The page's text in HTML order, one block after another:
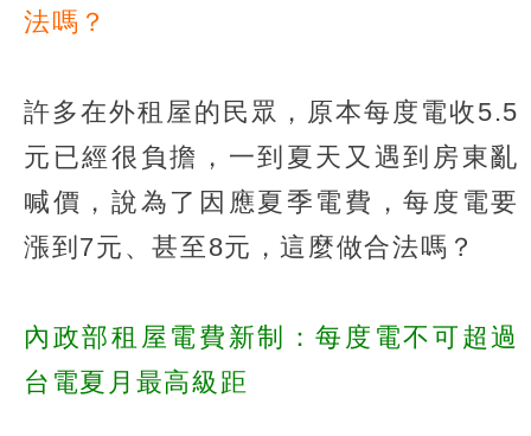
法嗎？
許多在外租屋的民眾，原本每度電收5.5
元已經很負擔，一到夏天又遇到房東亂
喊價，說為了因應夏季電費，每度電要
漲到7元、甚至8元，這麼做合法嗎？
內政部租屋電費新制：每度電不可超過
台電夏月最高級距